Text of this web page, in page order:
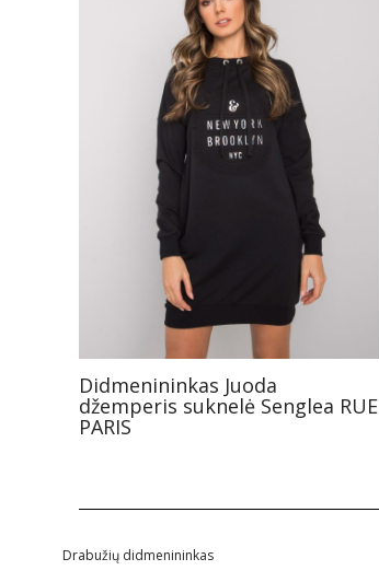
Didmenininkas Juoda
džemperis suknelė Senglea RUE
PARIS
Drabužių didmenininkas